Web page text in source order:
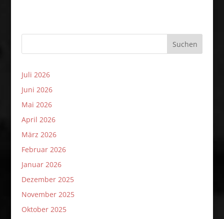
Suchen
Juli 2026
Juni 2026
Mai 2026
April 2026
März 2026
Februar 2026
Januar 2026
Dezember 2025
November 2025
Oktober 2025